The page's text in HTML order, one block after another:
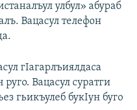
улбул» абураб
Вацасул телефон
гIагарлъиялдаса
Вацасул суратги
гьикъулеб букIун буго